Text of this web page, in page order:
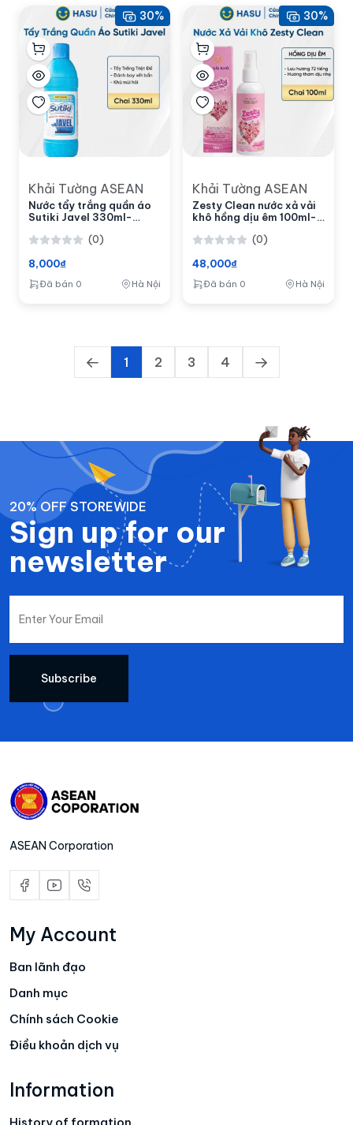
30%
Khải Tường ASEAN
Nước tẩy trắng quần áo
Sutiki Javel 330ml-
(0)
8,000₫
Đã bán 0 Hà Nội
30%
Khải Tường ASEAN
Zesty Clean nước xả vải
khô hồng dịu êm 100ml-
(0)
48,000₫
Đã bán 0 Hà Nội
1 2 3 4
20% OFF STOREWIDE
Sign up for our
newsletter
Subscribe
ASEAN Corporation
My Account
Ban lãnh đạo
Danh mục
Chính sách Cookie
Điều khoản dịch vụ
Information